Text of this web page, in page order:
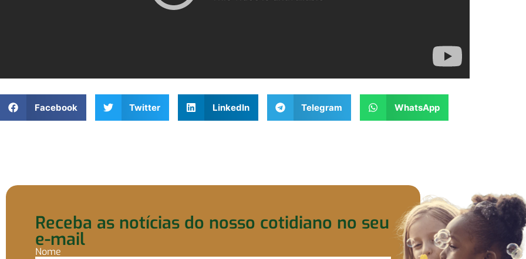
Facebook Twitter LinkedIn Telegram WhatsApp
Receba as notícias do nosso cotidiano no seu
e-mail
Nome